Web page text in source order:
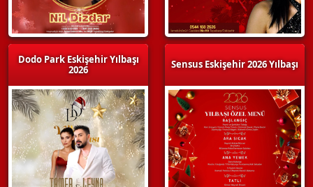
Dodo Park Eskişehir Yılbaşı
2026
Sensus Eskişehir 2026 Yılbaşı